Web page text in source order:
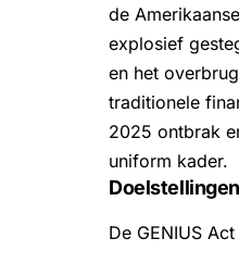
de
explosief
en het
traditionele
2025 ontbrak
uniform kader.
Doelstellingen
De GENIUS